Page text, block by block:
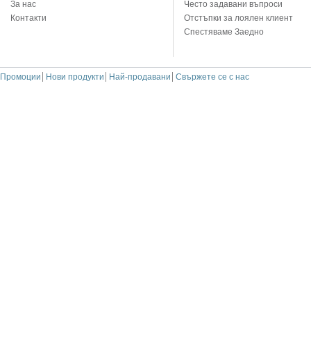
За нас
Контакти
Често задавани въпроси
Отстъпки за лоялен клиент
Спестяваме Заедно
Промоции Нови продукти Най-продавани Свържете се с нас